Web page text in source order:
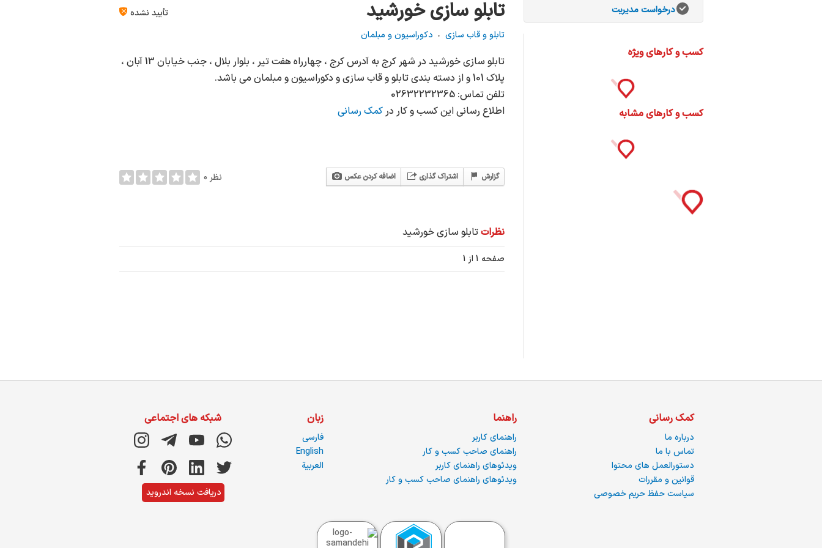
تابلو سازی خورشید
تأیید نشده
تابلو و قاب سازی
دکوراسیون و مبلمان
تابلو سازی خورشید در شهر کرج به آدرس کرج ، چهارراه هفت تیر ، بلوار بلال ، جنب خیابان 13 آبان ،
پلاک 101 و از دسته بندی تابلو و قاب سازی و دکوراسیون و مبلمان می باشد.
تلفن تماس: 02632232365
اطلاع رسانی این کسب و کار درکمک رسانی
اضافه کردن عکس اشتراک گذاری گزارش 0 نظر
نظراتتابلو سازی خورشید
صفحه 1 از 1
درخواست مدیریت
کسب و کارهای ویژه
کسب و کارهای مشابه
کمک رسانی
درباره ما
تماس با ما
دستورالعمل های محتوا
قوانین و مقررات
سیاست حفظ حریم خصوصی
راهنما
راهنمای کاربر
راهنمای صاحب کسب و کار
ویدئوهای راهنمای کاربر
ویدئوهای راهنمای صاحب کسب و کار
زبان
فارسی
English
العربية
شبکه های اجتماعی
دریافت نسخه اندروید